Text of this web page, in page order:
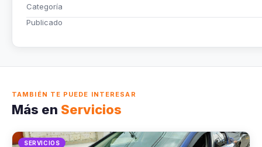
Categoría
Publicado
TAMBIÉN TE PUEDE INTERESAR
Más en Servicios
SERVICIOS